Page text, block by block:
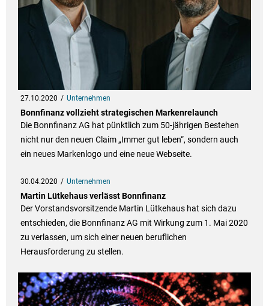
27.10.2020 Unternehmen
Bonnfinanz vollzieht strategischen Markenrelaunch
Die Bonnfinanz AG hat pünktlich zum 50-jährigen Bestehen
nicht nur den neuen Claim „Immer gut leben“, sondern auch
ein neues Markenlogo und eine neue Webseite.
30.04.2020 Unternehmen
Martin Lütkehaus verlässt Bonnfinanz
Der Vorstandsvorsitzende Martin Lütkehaus hat sich dazu
entschieden, die Bonnfinanz AG mit Wirkung zum 1. Mai 2020
zu verlassen, um sich einer neuen beruflichen
Herausforderung zu stellen.